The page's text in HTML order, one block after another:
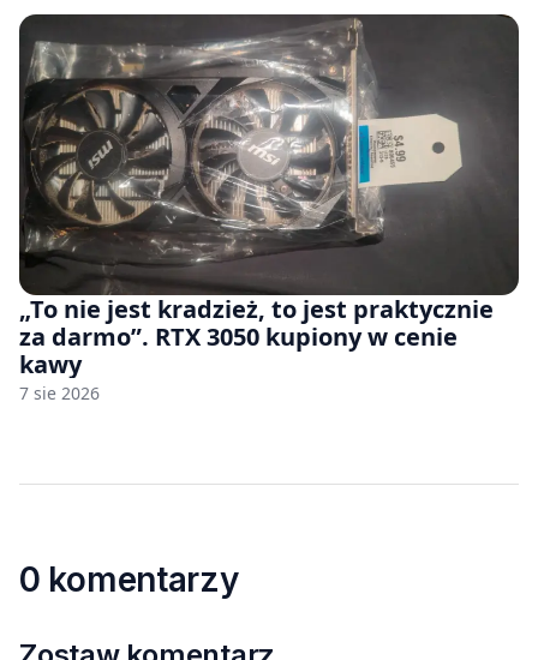
„To nie jest kradzież, to jest praktycznie
za darmo”. RTX 3050 kupiony w cenie
kawy
7 sie 2026
0 komentarzy